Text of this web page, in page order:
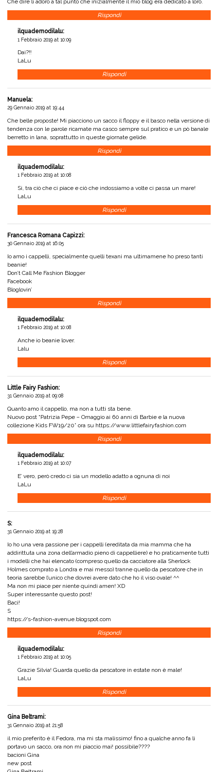
Che dire li adoro a tal punto che inizialmente il mio blog era dedicato a loro.
Rispondi
ilquadernodilalu:
1 Febbraio 2019 at 10:09
Dai?!!
LaLu
Rispondi
Manuela:
29 Gennaio 2019 at 19:44
Che belle proposte! Mi piacciono un sacco il floppy e il basco nella versione di
tendenza con le parole ricamate ma casco sempre sul pratico e un pò banale
berretto in lana, soprattutto in queste giornate gelide.
Rispondi
ilquadernodilalu:
1 Febbraio 2019 at 10:08
Si, tra ciò che ci piace e ciò che indossiamo a volte ci passa un mare!
LaLu
Rispondi
Francesca Romana Capizzi:
30 Gennaio 2019 at 16:05
Io amo i cappelli, specialmente quelli texani ma ultimamene ho preso tanti
beanie!
Don’t Call Me Fashion Blogger
Facebook
Bloglovin’
Rispondi
ilquadernodilalu:
1 Febbraio 2019 at 10:08
Anche io beanie lover.
Lalu
Rispondi
Little Fairy Fashion:
31 Gennaio 2019 at 09:08
Quanto amo il cappello, ma non a tutti sta bene.
Nuovo post “Patrizia Pepe – Omaggio ai 60 anni di Barbie e la nuova
collezione Kids FW19/20” ora su https://www.littlefairyfashion.com
Rispondi
ilquadernodilalu:
1 Febbraio 2019 at 10:07
E’ vero, però credo ci sia un modello adatto a ognuna di noi
LaLu
Rispondi
S:
31 Gennaio 2019 at 19:28
Io ho una vera passione per i cappelli (ereditata da mia mamma che ha
addirittuta una zona dell’armadio pieno di cappelliere) e ho praticamente tutti
i modelli che hai elencato (compreso quello da cacciatore alla Sherlock
Holmes comprato a Londra e mai messo) tranne quello da pescatore che in
teoria sarebbe l’unico che dovrei avere dato che ho il viso ovale! ^^
Ma non mi piace per niente quindi amen! XD
Super interessante questo post!
Baci!
S
https://s-fashion-avenue.blogspot.com
Rispondi
ilquadernodilalu:
1 Febbraio 2019 at 10:05
Grazie Silvia! Guarda quello da pescatore in estate non è male!
LaLu
Rispondi
Gina Beltrami:
31 Gennaio 2019 at 21:58
il mio preferito è il Fedora, ma mi sta malissimo! fino a qualche anno fa li
portavo un sacco, ora non mi piaccio mai! possibile????
bacioni Gina
new post